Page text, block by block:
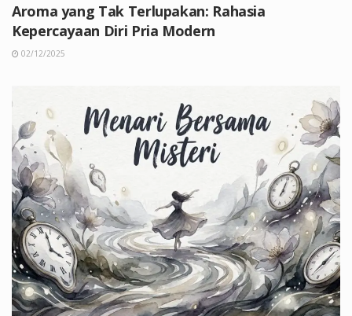
Aroma yang Tak Terlupakan: Rahasia
Kepercayaan Diri Pria Modern
02/12/2025